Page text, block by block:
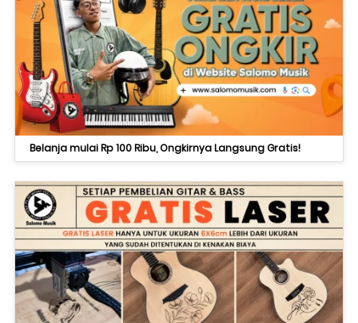
Belanja mulai Rp 100 Ribu, Ongkirnya Langsung Gratis!